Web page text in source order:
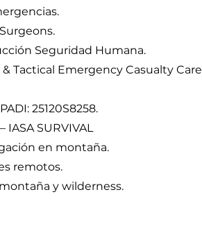
Seguridad Humana.
Tactical Emergency Casualty
25120S8258.
SURVIVAL
en montaña.
remotos.
y wilderness.